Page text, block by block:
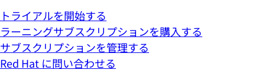
トライアルを開始する
ラーニングサブスクリプションを購入する
サブスクリプションを管理する
Red Hat に問い合わせる